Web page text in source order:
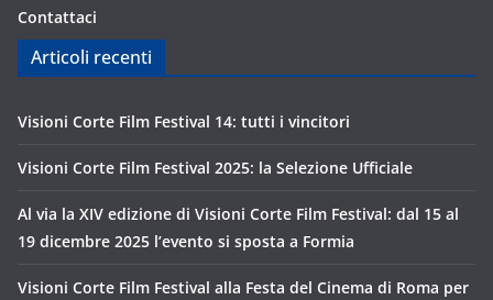
Contattaci
Articoli recenti
Visioni Corte Film Festival 14: tutti i vincitori
Visioni Corte Film Festival 2025: la Selezione Ufficiale
Al via la XIV edizione di Visioni Corte Film Festival: dal 15 al
19 dicembre 2025 l’evento si sposta a Formia
Visioni Corte Film Festival alla Festa del Cinema di Roma per